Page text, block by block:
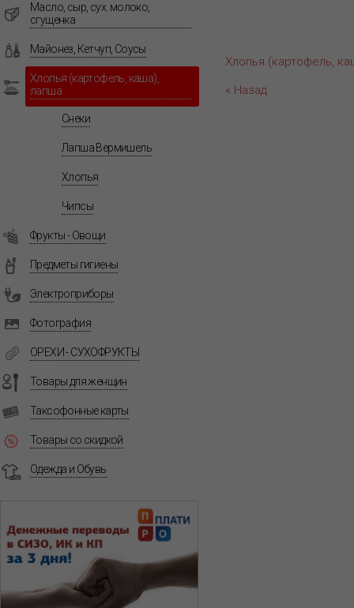
Масло, сыр, сух. молоко,
сгущенка
Майонез, Кетчуп, Соусы
Хлопья (картофель, каша),
лапша
Снеки
Лапша Вермишель
Хлопья
Чипсы
Фрукты - Овощи
Предметы гигиены
Электроприборы
Фотография
ОРЕХИ - СУХОФРУКТЫ
Товары для женщин
Таксофонные карты
Товары со скидкой
Одежда и Обувь
Хлопья (картофель,
« Назад